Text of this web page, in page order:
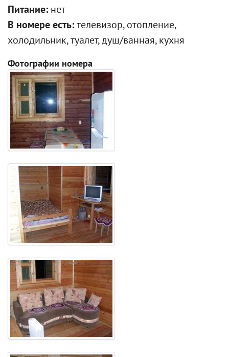
Питание: нет
В номере есть: телевизор, отопление,
холодильник, туалет, душ/ванная, кухня
Фотографии номера